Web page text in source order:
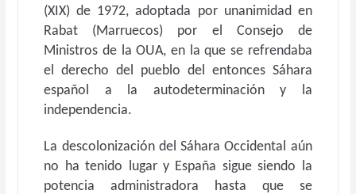
(XIX) de 1972, adoptada por unanimidad en
Rabat (Marruecos) por el Consejo de
Ministros de la OUA, en la que se refrendaba
el derecho del pueblo del entonces Sáhara
español a la autodeterminación y la
independencia.
La descolonización del Sáhara Occidental aún
no ha tenido lugar y España sigue siendo la
potencia administradora hasta que se